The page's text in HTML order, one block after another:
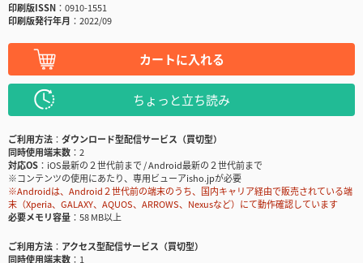
印刷版ISSN
0910-1551
印刷版発行年月
2022/09
カートに入れる
ちょっと立ち読み
ご利用方法
ダウンロード型配信サービス（買切型）
同時使用端末数
2
対応OS
iOS最新の２世代前まで / Android最新の２世代前まで
※コンテンツの使用にあたり、専用ビューアisho.jpが必要
※Androidは、Android２世代前の端末のうち、国内キャリア経由で販売されている端
末（Xperia、GALAXY、AQUOS、ARROWS、Nexusなど）にて動作確認しています
必要メモリ容量
58 MB以上
ご利用方法
アクセス型配信サービス（買切型）
同時使用端末数
1